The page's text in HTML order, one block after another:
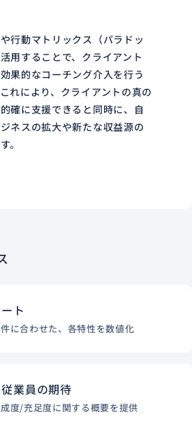
行動マトリックス（パラドッ
用することで、クライアント
果的なコーチング介入を行う
れにより、クライアントの真の
確に支援できると同時に、自
ネスの拡大や新たな収益源の
。
ト
に合わせた、各特性を数値化
業員の期待
度/充足度に関する概要を提供